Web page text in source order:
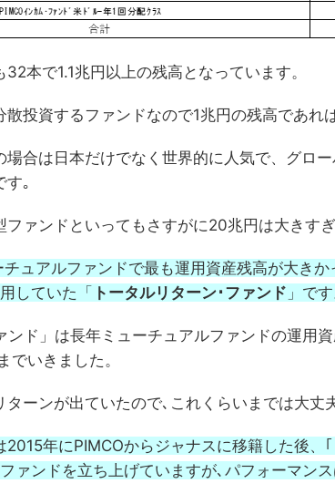
本で1.1兆円以上の残高となっています。
散投資するファンドなので1兆円の残高であれ
場合は日本だけでなく世界的に人気で、グロ
す｡
ァンドといってもさすがに20兆円は大きす
ュアルファンドで最も運用資産残高が大き
していた「
トータルリターン･ファンド 」です
ンド」は長年ミューチュアルファンドの運用
でいきました。
ーンが出ていたので､これくらいまでは大丈
2015年にPIMCOからジャナスに移籍した後、
ァンドを立ち上げていますが､パフォーマンス